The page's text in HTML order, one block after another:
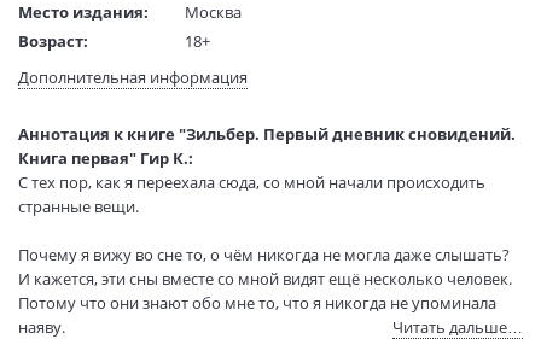
Место издания:
Москва
Возраст:
18+
Язык текста:
русский
Перевод:
Вольштейн С.
Тип обложки:
Твердый переплет
Формат:
60х90 1/16
Размеры в мм
Вес:
405 гр.
Страниц:
324
Тираж:
Дополнительная информация
Аннотация к книге "Зильбер. Первый дневник сновидений.
Книга первая" Гир К.:
С тех пор, как я переехала сюда, со мной начали происходить
странные вещи.
Почему я вижу во сне то, о чём никогда не могла даже слышать?
И кажется, эти сны вместе со мной видят ещё несколько человек.
Потому что они знают обо мне то, что я никогда не упоминала
наяву.
Читать дальше…